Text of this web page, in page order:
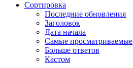
Сортировка
Последние обновления
Заголовок
Дата начала
Самые просматриваемые
Больше ответов
Кастом